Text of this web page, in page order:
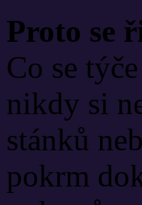
Proto se
Co se
nikdy si
stánků
pokrm